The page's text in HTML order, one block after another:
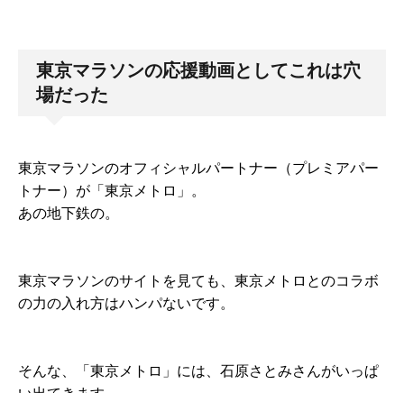
東京マラソンの応援動画としてこれは穴
場だった
東京マラソンのオフィシャルパートナー（プレミアパー
トナー）が「東京メトロ」。
あの地下鉄の。
東京マラソンのサイトを見ても、東京メトロとのコラボ
の力の入れ方はハンパないです。
そんな、「東京メトロ」には、石原さとみさんがいっぱ